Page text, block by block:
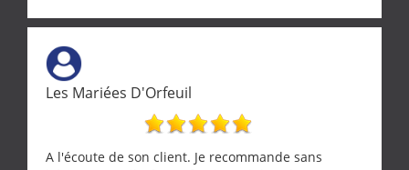
Les Mariées D'Orfeuil
A l'écoute de son client. Je recommande sans